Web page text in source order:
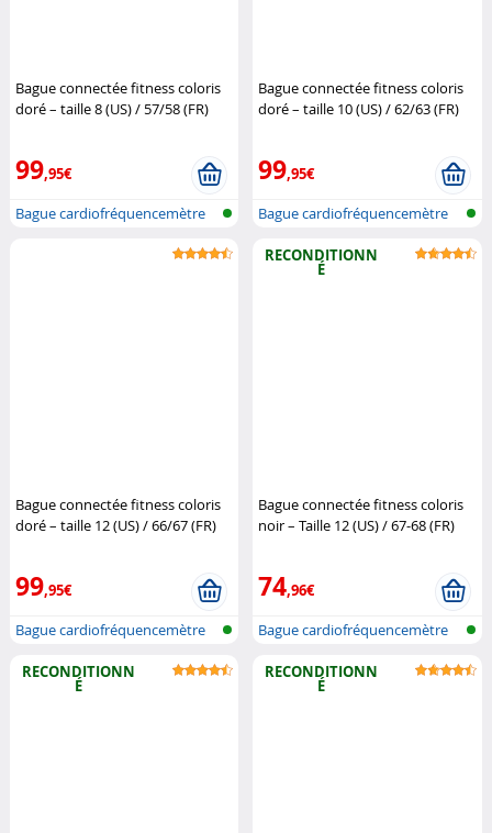
Bague connectée fitness coloris
doré – taille 8 (US) / 57/58 (FR)
99,95€
Bague cardiofréquencemètre
Bague connectée fitness coloris
doré – taille 10 (US) / 62/63 (FR)
99,95€
Bague cardiofréquencemètre
Bague connectée fitness coloris
doré – taille 12 (US) / 66/67 (FR)
99,95€
Bague cardiofréquencemètre
RECONDITIONN
É
Bague connectée fitness coloris
noir – Taille 12 (US) / 67-68 (FR)
74,96€
Bague cardiofréquencemètre
RECONDITIONN
É
RECONDITIONN
É